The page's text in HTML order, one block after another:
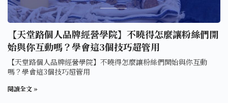
【天堂路個人品牌經營學院】不曉得怎麼讓粉絲們開
始與你互動嗎？學會這3個技巧超管用
【天堂路個人品牌經營學院】不曉得怎麼讓粉絲們開始與你互動
嗎？學會這3個技巧超管用
閱讀全文 »